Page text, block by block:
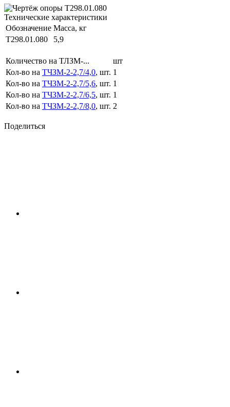
Технические характеристики
Обозначение Масса, кг
Т298.01.080
5,9
Количество на ТЛЗМ-...
шт
Кол-во на ТЧЗМ-2-2,7/4,0, шт. 1
Кол-во на ТЧЗМ-2-2,7/5,6, шт. 1
Кол-во на ТЧЗМ-2-2,7/6,5, шт. 1
Кол-во на ТЧЗМ-2-2,7/8,0, шт. 2
Поделиться